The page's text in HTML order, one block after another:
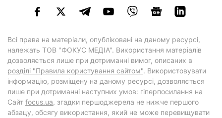
Всі права на матеріали, опубліковані на даному ресурсі,
належать ТОВ "ФОКУС МЕДІА". Використання матеріалів
дозволяється лише при дотриманні вимог, описаних в
розділі "Правила користування сайтом". Використовувати
інформацію, розміщену на даному ресурсі, дозволяється
лише при дотриманні наступних умов: гіперпосилання на
Cайт focus.ua, згадки першоджерела не нижче першого
абзацу, обсягу використання, який не може перевищувати